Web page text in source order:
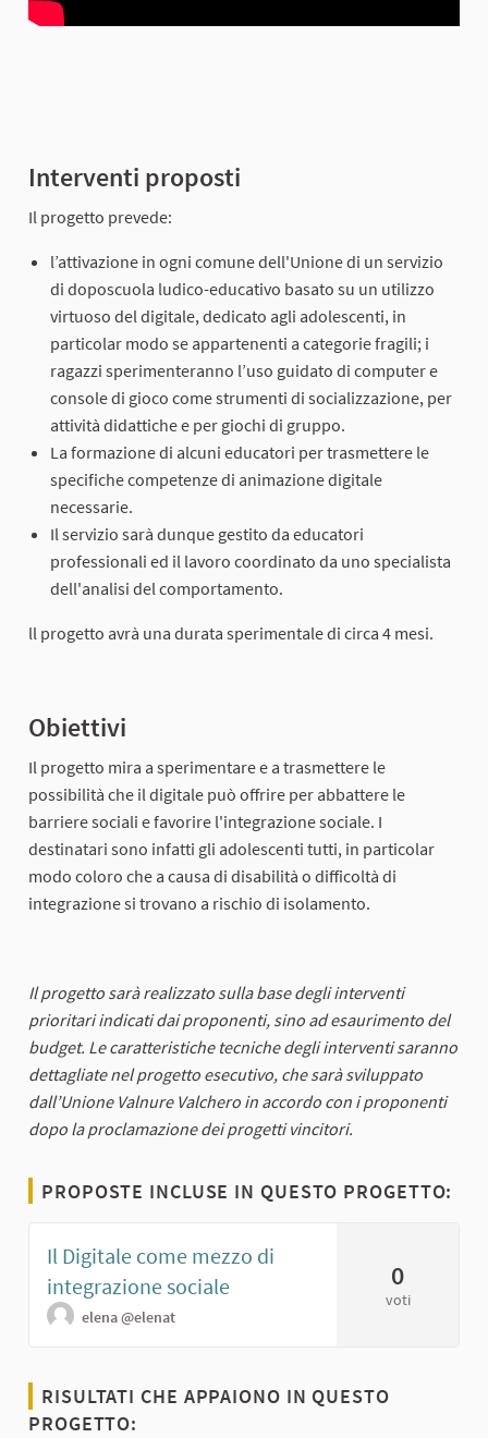
Interventi proposti
Il progetto prevede:
l’attivazione in ogni comune dell'Unione di un servizio
di doposcuola ludico-educativo basato su un utilizzo
virtuoso del digitale, dedicato agli adolescenti, in
particolar modo se appartenenti a categorie fragili; i
ragazzi sperimenteranno l’uso guidato di computer e
console di gioco come strumenti di socializzazione, per
attività didattiche e per giochi di gruppo.
La formazione di alcuni educatori per trasmettere le
specifiche competenze di animazione digitale
necessarie.
Il servizio sarà dunque gestito da educatori
professionali ed il lavoro coordinato da uno specialista
dell'analisi del comportamento.
ll progetto avrà una durata sperimentale di circa 4 mesi.
Obiettivi
Il progetto mira a sperimentare e a trasmettere le
possibilità che il digitale può offrire per abbattere le
barriere sociali e favorire l'integrazione sociale. I
destinatari sono infatti gli adolescenti tutti, in particolar
modo coloro che a causa di disabilità o difficoltà di
integrazione si trovano a rischio di isolamento.
Il progetto sarà realizzato sulla base degli interventi
prioritari indicati dai proponenti, sino ad esaurimento del
budget. Le caratteristiche tecniche degli interventi saranno
dettagliate nel progetto esecutivo, che sarà sviluppato
dall’Unione Valnure Valchero in accordo con i proponenti
dopo la proclamazione dei progetti vincitori.
PROPOSTE INCLUSE IN QUESTO PROGETTO:
Il Digitale come mezzo di
integrazione sociale
elena@elenat
0
voti
RISULTATI CHE APPAIONO IN QUESTO
PROGETTO: